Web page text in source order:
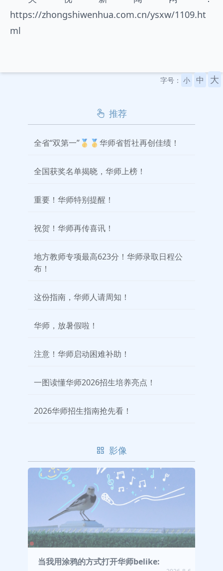
https://zhongshiwenhua.com.cn/ysxw/1109.ht
ml
字号： 小 中 大
推荐
全省“双第一”🥇🥇华师省哲社再创佳绩！
全国获奖名单揭晓，华师上榜！
重要！华师特别提醒！
祝贺！华师再传喜讯！
地方教师专项最高623分！华师录取日程公
布！
这份指南，华师人请周知！
华师，放暑假啦！
注意！华师启动困难补助！
一图读懂华师2026招生培养亮点！
2026华师招生指南抢先看！
影像
当我用涂鸦的方式打开华师belike: